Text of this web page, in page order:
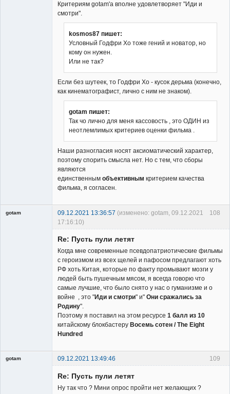
Критериям gotam'а вполне удовлетворяет "Иди и
смотри".
kosmos87 пишет:
Условный Годфри Хо тоже гений и новатор, но
кому он нужен.
Или не так?
Если без шутеек, то Годфри Хо - кусок дерьма (конечно,
как кинематографист, лично с ним не знаком).
gotam пишет:
Так чо лично для меня кассовость , это ОДИН из
неотлемлимых критериев оценки фильма .
Наши разногласия носят аксиоматический характер,
поэтому спорить смысла нет. Но с тем, что сборы
являются
единственным объективным критерием качества
фильма, я согласен.
108
gotam 09.12.2021 13:36:57 (изменено: gotam, 09.12.2021
17:16:10)
Re: Пусть пули летят
Когда мне современные псевдопатриотические фильмы
с героизмом из всех щелей и пафосом предлагают хоть
РФ хоть Китая, которые по факту промывают мозги у
людей быть пушечным мясом, я всегда говорю что
самые лучшие, что было снято у нас о гуманизме и о
войне , это "Иди и смотри" и" Они сражались за
Родину".
Поэтому я поставил на этом ресурсе 1 балл из 10
китайскому блокбастеру Восемь сотен / The Eight
Hundred
109
gotam
09.12.2021 13:49:46
Re: Пусть пули летят
Ну так что ? Мини опрос пройти нет желающих ?